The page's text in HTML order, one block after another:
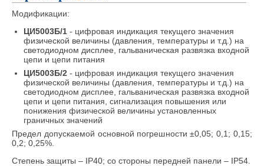
Модификации:
ЦИ5003Б/1 - цифровая индикация текущего значения
физической величины (давления, температуры и т.д.) на
светодиодном дисплее, гальваническая развязка входной
цепи и цепи питания
ЦИ5003Б/2 - цифровая индикация текущего значения
физической величины (давления, температуры и т.д.) на
светодиодном дисплее, гальваническая развязка входной
цепи и цепи питания, сигнализация повышения или
понижения физической величины установленных
граничных значений
Предел допускаемой основной погрешности ±0,05; 0,1; 0,15;
0,2; 0,25%.
Степень защиты – IP40; со стороны передней панели – IP54.